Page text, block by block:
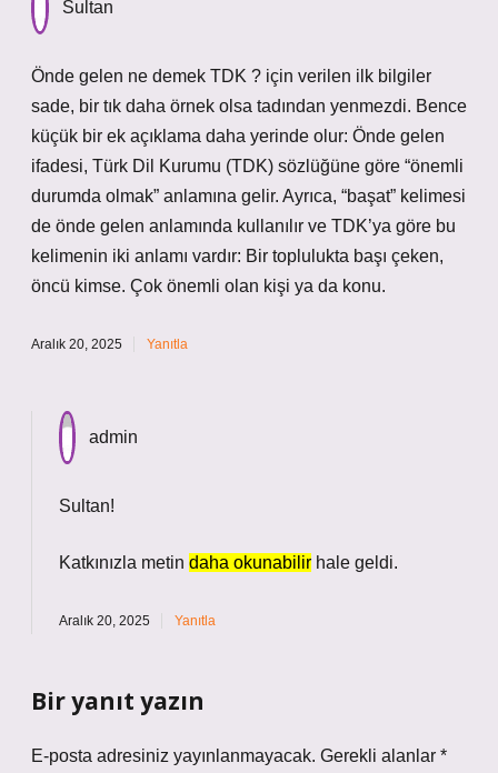
Önde gelen ne demek TDK ? için verilen ilk bilgiler
sade, bir tık daha örnek olsa tadından yenmezdi. Bence
küçük bir ek açıklama daha yerinde olur: Önde gelen
ifadesi, Türk Dil Kurumu (TDK) sözlüğüne göre “önemli
durumda olmak” anlamına gelir. Ayrıca, “başat” kelimesi
de önde gelen anlamında kullanılır ve TDK’ya göre bu
kelimenin iki anlamı vardır: Bir toplulukta başı çeken,
öncü kimse. Çok önemli olan kişi ya da konu.
Aralık 20, 2025 Yanıtla
Sultan!
Katkınızla metin daha okunabilir hale geldi.
Aralık 20, 2025 Yanıtla
Bir yanıt yazın
E-posta adresiniz yayınlanmayacak. Gerekli alanlar *